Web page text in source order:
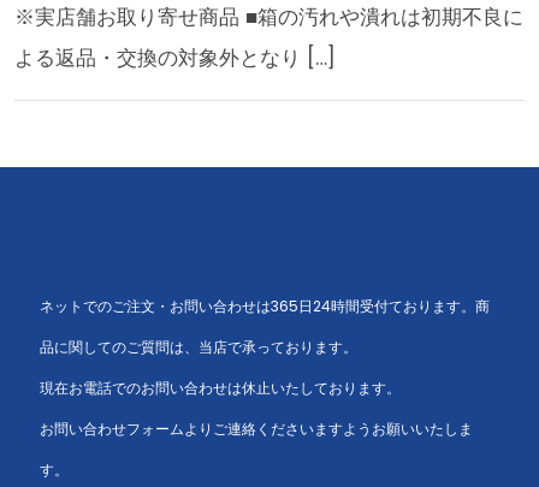
※実店舗お取り寄せ商品 ■箱の汚れや潰れは初期不良に
よる返品・交換の対象外となり […]
ネットでのご注文・お問い合わせは365日24時間受付ております。商
品に関してのご質問は、当店で承っております。
現在お電話でのお問い合わせは休止いたしております。
お問い合わせフォームよりご連絡くださいますようお願いいたしま
す。